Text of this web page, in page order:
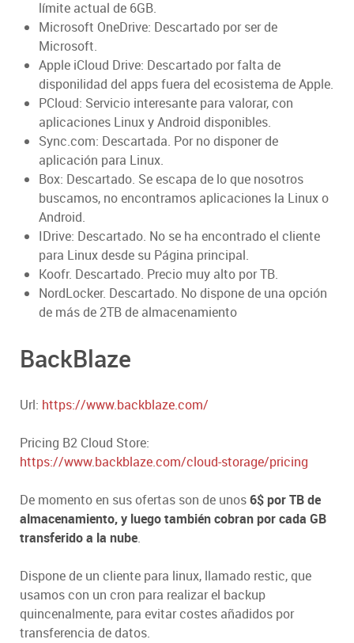
límite actual de 6GB.
Microsoft OneDrive: Descartado por ser de
Microsoft.
Apple iCloud Drive: Descartado por falta de
disponilidad del apps fuera del ecosistema de Apple.
PCloud: Servicio interesante para valorar, con
aplicaciones Linux y Android disponibles.
Sync.com: Descartada. Por no disponer de
aplicación para Linux.
Box: Descartado. Se escapa de lo que nosotros
buscamos, no encontramos aplicaciones la Linux o
Android.
IDrive: Descartado. No se ha encontrado el cliente
para Linux desde su Página principal.
Koofr. Descartado. Precio muy alto por TB.
NordLocker. Descartado. No dispone de una opción
de más de 2TB de almacenamiento
BackBlaze
Url: https://www.backblaze.com/
Pricing B2 Cloud Store:
https://www.backblaze.com/cloud-storage/pricing
De momento en sus ofertas son de unos6$ por TB de
almacenamiento, y luego también cobran por cada GB
transferido a la nube.
Dispone de un cliente para linux, llamado restic, que
usamos con un cron para realizar el backup
quincenalmente, para evitar costes añadidos por
transferencia de datos.